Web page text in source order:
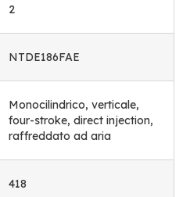
2
NTDE186FAE
Monocilindrico, verticale,
four-stroke, direct injection,
raffreddato ad aria
418